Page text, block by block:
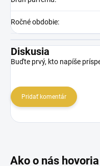
Ročné obdobie:
Diskusia
Buďte prvý, kto napíše
Pridať komentár